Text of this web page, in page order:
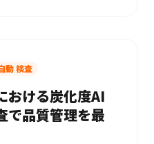
動 検査
おける炭化度AI
で品質管理を最